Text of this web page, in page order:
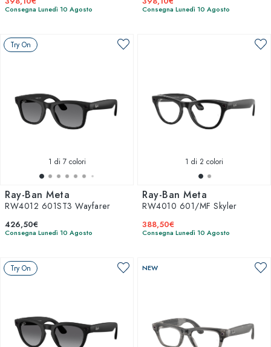
Consegna Lunedì 10 Agosto Consegna Lunedì 10 Agosto
Try On
1 di 7 colori
Ray-Ban Meta
RW4012 601ST3 Wayfarer
426,50€
Consegna Lunedì 10 Agosto
1 di 2 colori
Ray-Ban Meta
RW4010 601/MF Skyler
388,50€
Consegna Lunedì 10 Agosto
Try On NEW